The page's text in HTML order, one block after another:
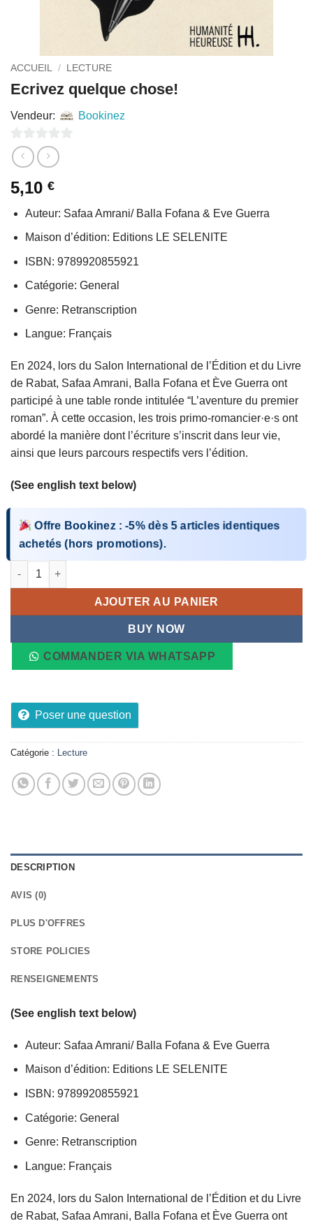
ACCUEIL / LECTURE
Ecrivez quelque chose!
Vendeur: Bookinez
0
sur
5
5,10 €
Auteur: Safaa Amrani/ Balla Fofana & Eve Guerra
Maison d’édition: Editions LE SELENITE
ISBN: 9789920855921
Catégorie: General
Genre: Retranscription
Langue: Français
En 2024, lors du Salon International de l’Édition et du Livre
de Rabat, Safaa Amrani, Balla Fofana et Ève Guerra ont
participé à une table ronde intitulée “L’aventure du premier
roman”. À cette occasion, les trois primo-romancier·e·s ont
abordé la manière dont l’écriture s’inscrit dans leur vie,
ainsi que leurs parcours respectifs vers l’édition.
(See english text below)
Offre Bookinez :-5% dès 5 articles identiques
achetés (hors promotions).
quantité de Ecrivez quelque chose!
AJOUTER AU PANIER
BUY NOW
COMMANDER VIA WHATSAPP
Poser une question
Catégorie : Lecture
DESCRIPTION
AVIS (0)
PLUS D'OFFRES
STORE POLICIES
RENSEIGNEMENTS
(See english text below)
Auteur: Safaa Amrani/ Balla Fofana & Eve Guerra
Maison d’édition: Editions LE SELENITE
ISBN: 9789920855921
Catégorie: General
Genre: Retranscription
Langue: Français
En 2024, lors du Salon International de l’Édition et du Livre
de Rabat, Safaa Amrani, Balla Fofana et Ève Guerra ont